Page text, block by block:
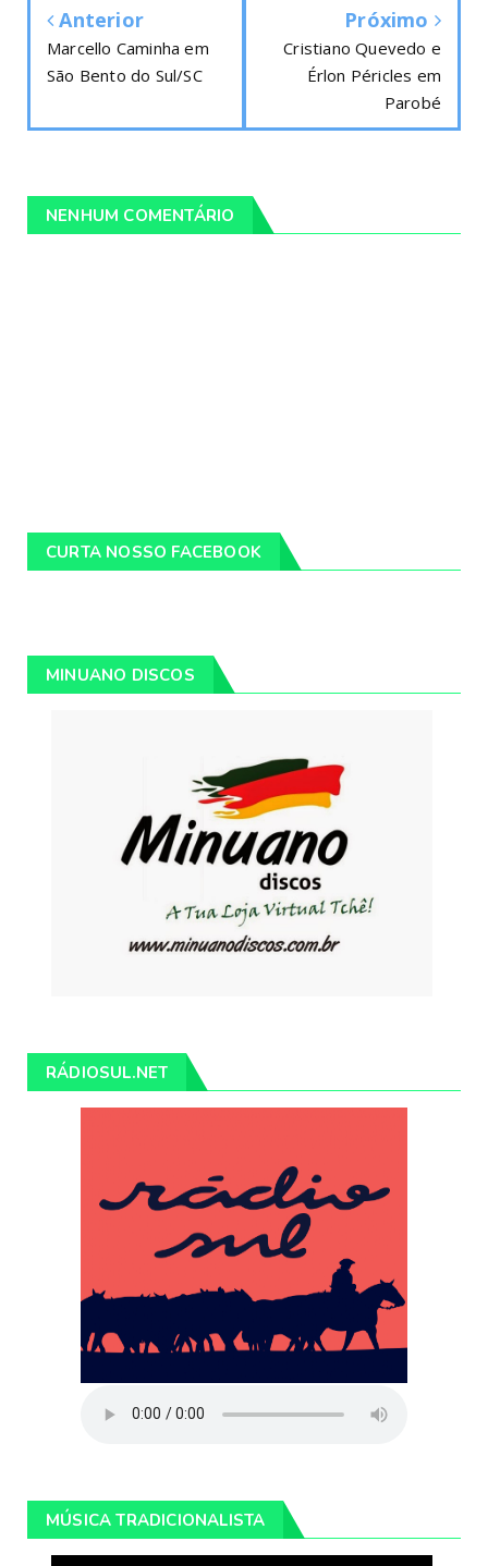
Anterior
Marcello Caminha em
São Bento do Sul/SC
Próximo
Cristiano Quevedo e
Érlon Péricles em
Parobé
NENHUM COMENTÁRIO
CURTA NOSSO FACEBOOK
MINUANO DISCOS
RÁDIOSUL.NET
MÚSICA TRADICIONALISTA